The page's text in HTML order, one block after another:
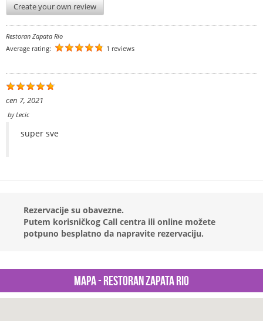
Create your own review
Restoran Zapata Rio
Average rating:
1 reviews
сеп 7, 2021
byLecic
super sve
Rezervacije su obavezne.
Putem korisničkog Call centra ili online možete
potpuno besplatno da napravite rezervaciju.
Mapa - Restoran Zapata Rio